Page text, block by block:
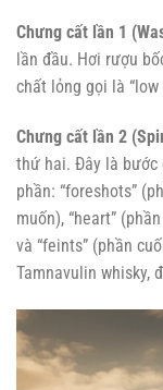
Chưng cất lần 1
lần đầu. Hơi rượu
chất lỏng gọi là “low
Chưng cất lần 2
thứ hai. Đây là bước
phần: “foreshots”
muốn), “heart”
và “feints” (phần
Tamnavulin whisky,